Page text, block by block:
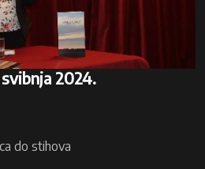
svibnja 2024.
do stihova